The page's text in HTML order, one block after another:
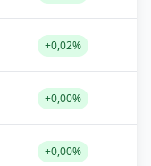
+0,02%
+0,00%
+0,00%